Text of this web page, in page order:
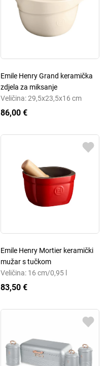
Emile Henry Grand keramička
zdjela za miksanje
Veličina: 29,5x23,5x16 cm
86,00 €
Emile Henry Mortier keramički
mužar s tučkom
Veličina: 16 cm/0,95 l
83,50 €